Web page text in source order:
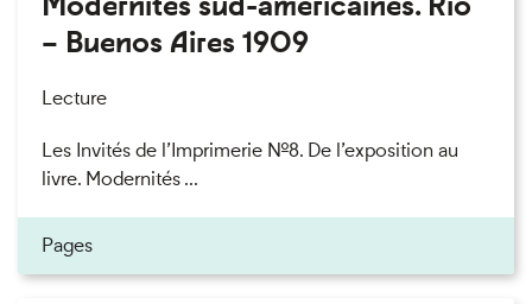
– Buenos Aires 1909
Lecture
Les Invités de l’Imprimerie n°8. De l’exposition au
livre. Modernités ...
Pages